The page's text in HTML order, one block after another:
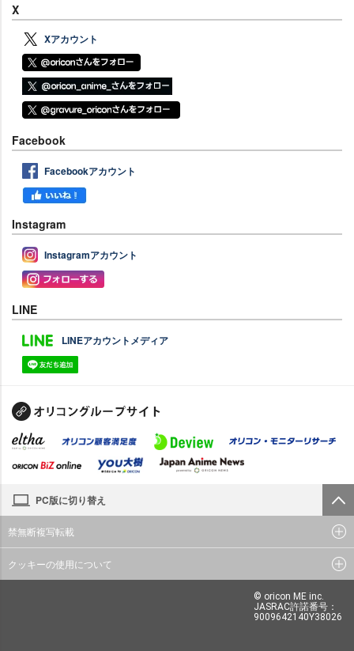
X
Xアカウント
Facebook
Facebookアカウント
Instagram
Instagramアカウント
LINE
LINEアカウントメディア
PC版に切り替え
禁無断複写転載
クッキーの使用について
© oricon ME inc.
JASRAC許諾番号：
9009642140Y38026